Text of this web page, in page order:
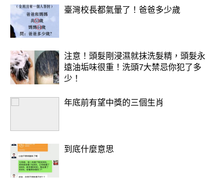
臺灣校長都氣暈了！爸爸多少歲
注意！頭髮剛浸濕就抹洗髮精，頭髮永
遠油垢味很重！洗頭7大禁忌你犯了多
少！
年底前有望中獎的三個生肖
到底什麼意思